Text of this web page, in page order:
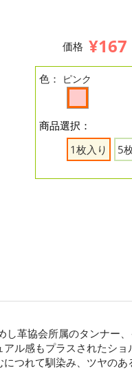
価格 ¥167
色： ピンク
商品選択：
1枚入り
5
革協会所属のタンナー
ル感もプラスされたショ
つれて馴染み、ツヤの